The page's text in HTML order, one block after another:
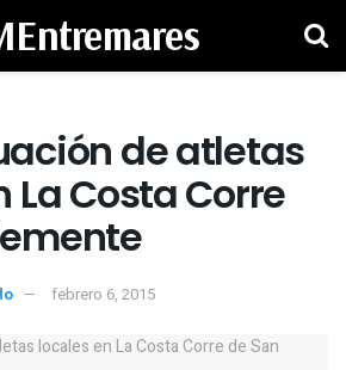
de atletas
La Costa Corre
de San Clemente‏
febrero 6, 2015